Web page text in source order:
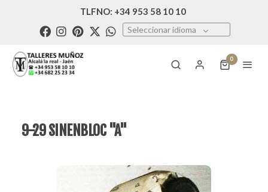
TLFNO: +34 953 58 10 10
Seleccionar idioma
0
9-29 SINENBLOC "A"